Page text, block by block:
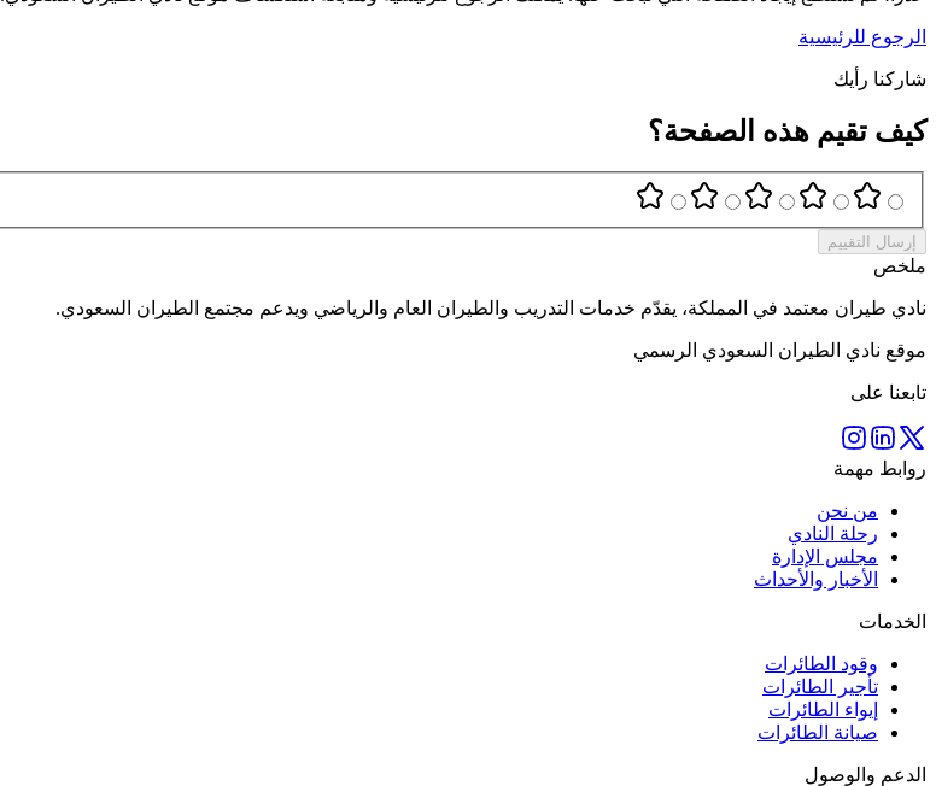
الرجوع للرئيسية
شاركنا رأيك
كيف تقيم هذه الصفحة؟
إرسال التقييم
ملخص
نادي طيران معتمد في المملكة، يقدّم خدمات التدريب والطيران العام والرياضي ويدعم مجتمع الطيران السعودي.
موقع نادي الطيران السعودي الرسمي
تابعنا على
روابط مهمة
من نحن
رحلة النادي
مجلس الإدارة
الأخبار والأحداث
الخدمات
وقود الطائرات
تأجير الطائرات
إيواء الطائرات
صيانة الطائرات
الدعم والوصول